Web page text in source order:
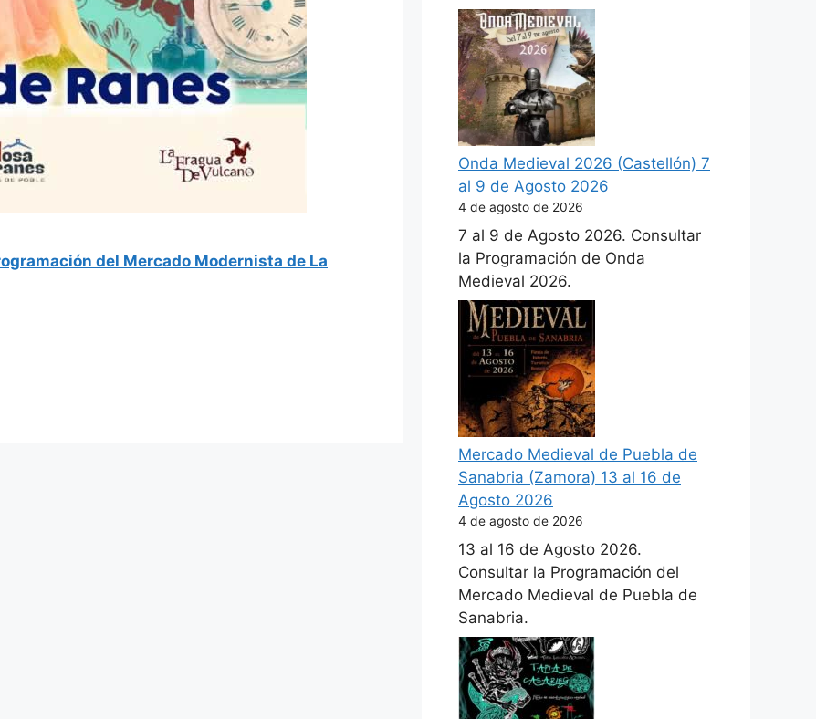
del Mercado Modernista de La
Onda Medieval 2026 (Castellón) 7
al 9 de Agosto 2026
4 de agosto de 2026
7 al 9 de Agosto 2026. Consultar
la Programación de Onda
Medieval 2026.
Mercado Medieval de Puebla de
Sanabria (Zamora) 13 al 16 de
Agosto 2026
4 de agosto de 2026
13 al 16 de Agosto 2026.
Consultar la Programación del
Mercado Medieval de Puebla de
Sanabria.